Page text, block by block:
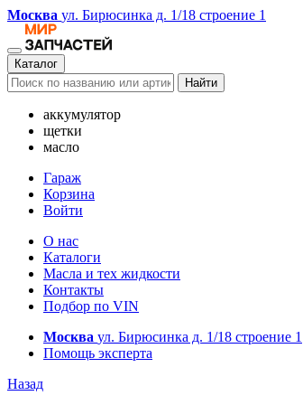
Москва ул. Бирюсинка д. 1/18 строение 1
Каталог
Найти
аккумулятор
щетки
масло
Гараж
Корзина
Войти
О нас
Каталоги
Масла и тех жидкости
Контакты
Подбор по VIN
Москва ул. Бирюсинка д. 1/18 строение 1
Помощь эксперта
Назад